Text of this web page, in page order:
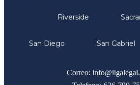
Riverside
San Diego San Gabriel
Correo: